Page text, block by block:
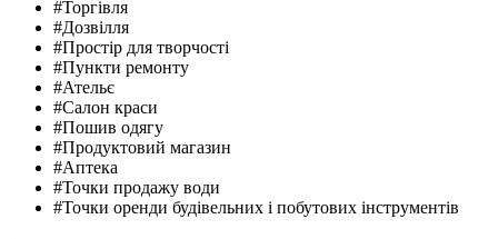
#Торгівля
#Дозвілля
#Простір для творчості
#Пункти ремонту
#Ательє
#Салон краси
#Пошив одягу
#Продуктовий магазин
#Аптека
#Точки продажу води
#Точки оренди будівельних і побутових інструментів